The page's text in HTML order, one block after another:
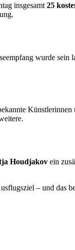
insgesamt 25
wurde sein
Houdjakov ein
– und das